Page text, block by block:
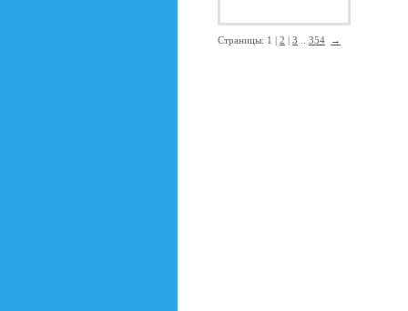
Страницы: 1 | 2 | 3 354 →